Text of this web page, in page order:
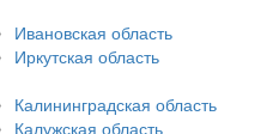
Ивановская область
Иркутская область
Калининградская область
Калужская область